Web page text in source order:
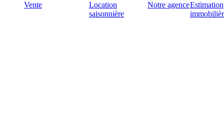
Vente
Location
saisonnière
Notre agenceEstimation